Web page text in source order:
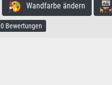
Wandfarbe ändern
0 Bewertungen